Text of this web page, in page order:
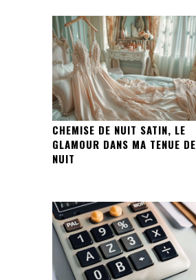
CHEMISE DE NUIT SATIN, LE
GLAMOUR DANS MA TENUE DE
NUIT